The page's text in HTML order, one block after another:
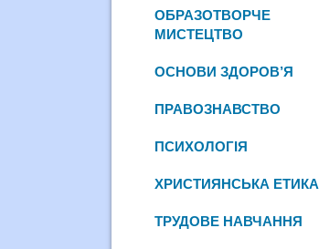
ОБРАЗОТВОРЧЕ
МИСТЕЦТВО
ОСНОВИ ЗДОРОВ’Я
ПРАВОЗНАВСТВО
ПСИХОЛОГІЯ
ХРИСТИЯНСЬКА ЕТИКА
ТРУДОВЕ НАВЧАННЯ